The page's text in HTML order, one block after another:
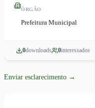
ÓRGÃO
Prefeitura Municipal
0downloads 0interessados
Enviar esclarecimento →